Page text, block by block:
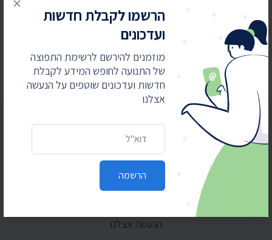
הרשמו לקבלת חדשות
ועדכונים
מוזמנים להירשם לרשימת התפוצה
של התנועה לחופש המידע לקבלת
חדשות ועדכונים שוטפים על הנעשה
אצלנו
הרשמה
בית המשפט: המשטרה תחשוף סעיפים בנהלי
הרשמו לקבלת חדשות ועדכונים
מוזמנים להירשם לרשימת התפוצה של התנועה
לחופש המידע לקבלת חדשות ועדכונים שוטפים על
הנעשה אצלנו